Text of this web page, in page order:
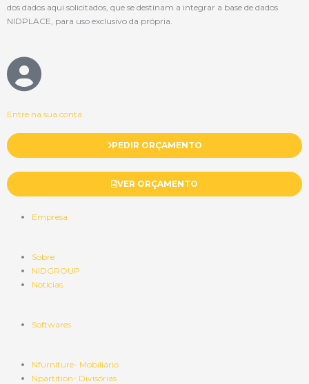
dos dados aqui solicitados, que se destinam a integrar a base de dados
NIDPLACE, para uso exclusivo da própria.
Entre na sua conta
PEDIR ORÇAMENTO
VER ORÇAMENTO
Empresa
Sobre
NIDGROUP
Notícias
Softwares
Nfurniture- Mobiliário
Npartition- Divisórias